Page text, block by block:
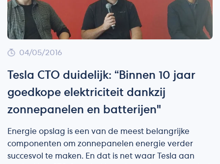
04/05/2016
Tesla CTO duidelijk: “Binnen 10 jaar
goedkope elektriciteit dankzij
zonnepanelen en batterijen"
Energie opslag is een van de meest belangrijke
componenten om zonnepanelen energie verder
succesvol te maken. En dat is net waar Tesla aan